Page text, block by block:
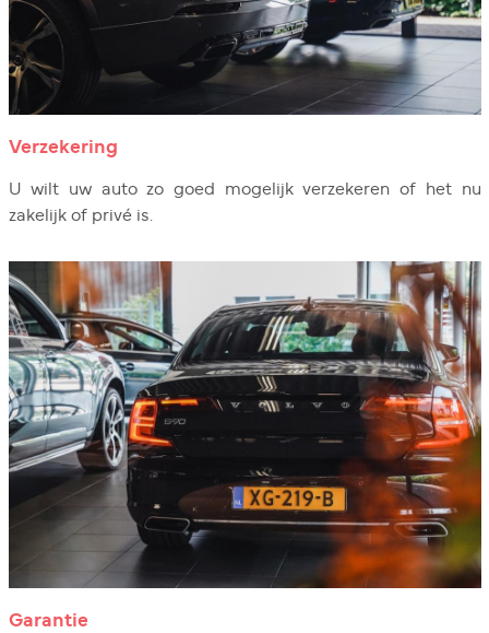
Verzekering
U wilt uw auto zo goed mogelijk verzekeren of het nu
zakelijk of privé is.
Garantie